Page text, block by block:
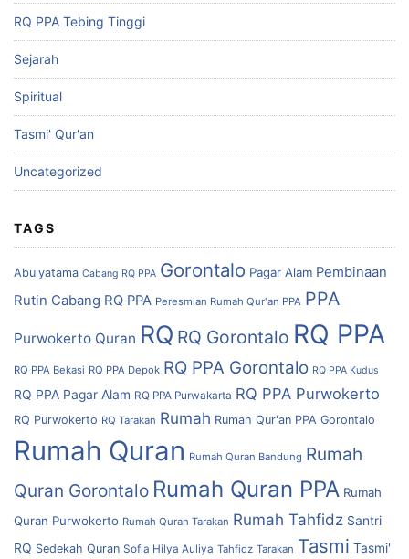
RQ PPA Tebing Tinggi
Sejarah
Spiritual
Tasmi' Qur'an
Uncategorized
TAGS
Abulyatama Cabang RQ PPA Gorontalo Pagar Alam Pembinaan
Rutin Cabang RQ PPA Peresmian Rumah Qur'an PPA PPA
Purwokerto Quran RQ RQ Gorontalo RQ PPA
RQ PPA Bekasi RQ PPA Depok RQ PPA Gorontalo RQ PPA Kudus
RQ PPA Pagar Alam RQ PPA Purwakarta RQ PPA Purwokerto
RQ Purwokerto RQ Tarakan Rumah Rumah Qur'an PPA Gorontalo
Rumah Quran Rumah Quran Bandung Rumah
Quran Gorontalo Rumah Quran PPA Rumah
Quran Purwokerto Rumah Quran Tarakan Rumah Tahfidz Santri
RQ Sedekah Quran Sofia Hilya Auliya Tahfidz Tarakan Tasmi Tasmi'